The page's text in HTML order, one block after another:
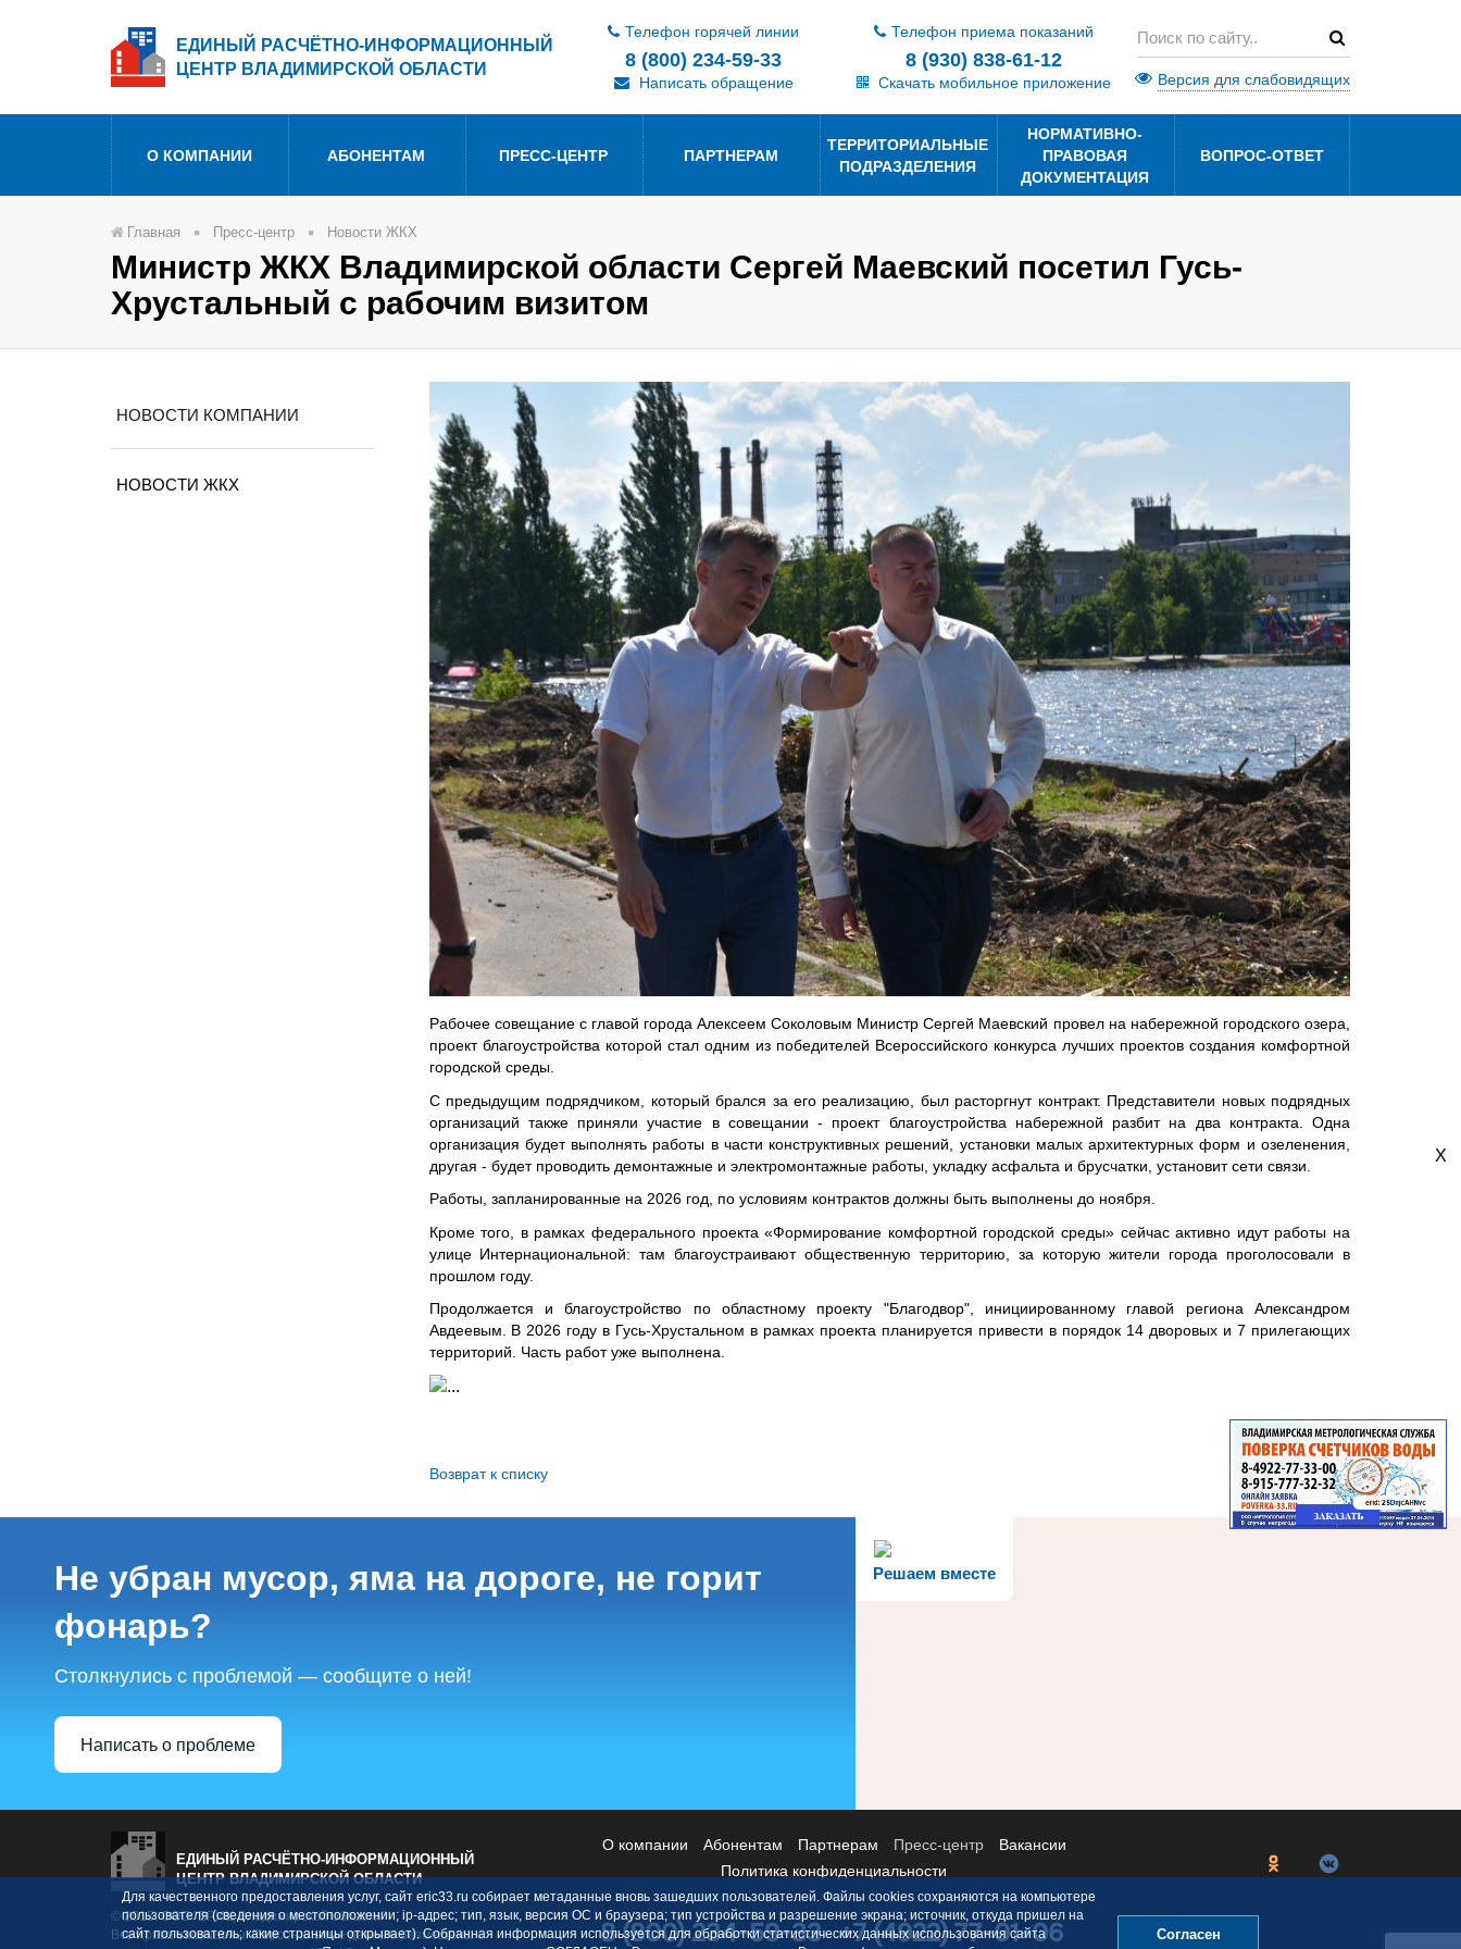
X
ЕДИНЫЙ РАСЧЁТНО-ИНФОРМАЦИОННЫЙ
ЦЕНТР ВЛАДИМИРСКОЙ ОБЛАСТИ
Телефон горячей линии
8 (800) 234-59-33
Написать обращение
Телефон приема показаний
8 (930) 838-61-12
Скачать мобильное приложение Версия для слабовидящих
О КОМПАНИИ АБОНЕНТАМ ПРЕСС-ЦЕНТР ПАРТНЕРАМ
ТЕРРИТОРИАЛЬНЫЕ
ПОДРАЗДЕЛЕНИЯ
НОРМАТИВНО-
ПРАВОВАЯ
ДОКУМЕНТАЦИЯ
ВОПРОС-ОТВЕТ
Главная Пресс-центр Новости ЖКХ
Министр ЖКХ Владимирской области Сергей Маевский посетил Гусь-
Хрустальный с рабочим визитом
НОВОСТИ КОМПАНИИ
НОВОСТИ ЖКХ
Рабочее совещание с главой города Алексеем Соколовым Министр Сергей Маевский провел на набережной городского озера,
проект благоустройства которой стал одним из победителей Всероссийского конкурса лучших проектов создания комфортной
городской среды.
С предыдущим подрядчиком, который брался за его реализацию, был расторгнут контракт. Представители новых подрядных
организаций также приняли участие в совещании - проект благоустройства набережной разбит на два контракта. Одна
организация будет выполнять работы в части конструктивных решений, установки малых архитектурных форм и озеленения,
другая - будет проводить демонтажные и электромонтажные работы, укладку асфальта и брусчатки, установит сети связи.
Работы, запланированные на 2026 год, по условиям контрактов должны быть выполнены до ноября.
Кроме того, в рамках федерального проекта «Формирование комфортной городской среды» сейчас активно идут работы на
улице Интернациональной: там благоустраивают общественную территорию, за которую жители города проголосовали в
прошлом году.
Продолжается и благоустройство по областному проекту "Благодвор", инициированному главой региона Александром
Авдеевым. В 2026 году в Гусь-Хрустальном в рамках проекта планируется привести в порядок 14 дворовых и 7 прилегающих
территорий. Часть работ уже выполнена.
Возврат к списку
Решаем вместе
Не убран мусор, яма на дороге, не горит
фонарь?
Столкнулись с проблемой — сообщите о ней!
Написать о проблеме
ЕДИНЫЙ РАСЧЁТНО-ИНФОРМАЦИОННЫЙ
ЦЕНТР ВЛАДИМИРСКОЙ ОБЛАСТИ
© 2015. ООО "ЕРИЦ Владимирской области"
Все права защищены. Персональные данные размещены с
О компании Абонентам Партнерам Пресс-центр
Вакансии
Политика конфиденциальности
8 (800) 234-59-33 +7 (4922) 77-01-06
Для качественного предоставления услуг, сайт eric33.ru собирает метаданные вновь зашедших пользователей. Файлы cookies сохраняются на компьютере
пользователя (сведения о местоположении; ip-адрес; тип, язык, версия ОС и браузера; тип устройства и разрешение экрана; источник, откуда пришел на
сайт пользователь; какие страницы открывает). Собранная информация используется для обработки статистических данных использования сайта
Согласен